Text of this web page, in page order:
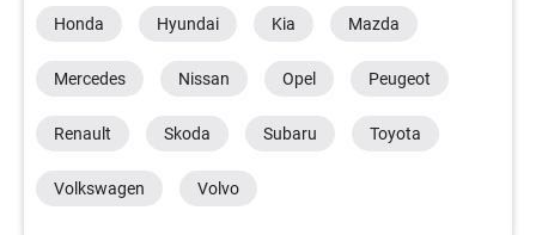
Honda Hyundai Kia Mazda
Mercedes Nissan Opel Peugeot
Renault Skoda Subaru Toyota
Volkswagen Volvo